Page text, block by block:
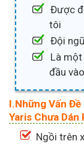
Được
tôi
Đội
Là
đầu
I.Những Vấn
Yaris Chưa
Ngồi trên